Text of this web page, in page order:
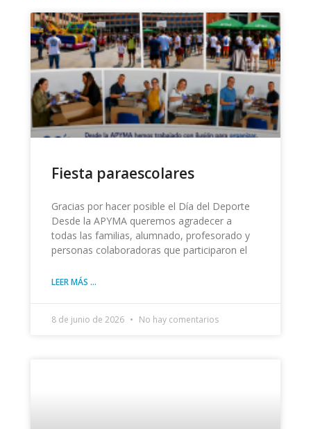
Fiesta paraescolares
Gracias por hacer posible el Día del Deporte
Desde la APYMA queremos agradecer a
todas las familias, alumnado, profesorado y
personas colaboradoras que participaron el
LEER MÁS ...
8 de junio de 2026 No hay comentarios